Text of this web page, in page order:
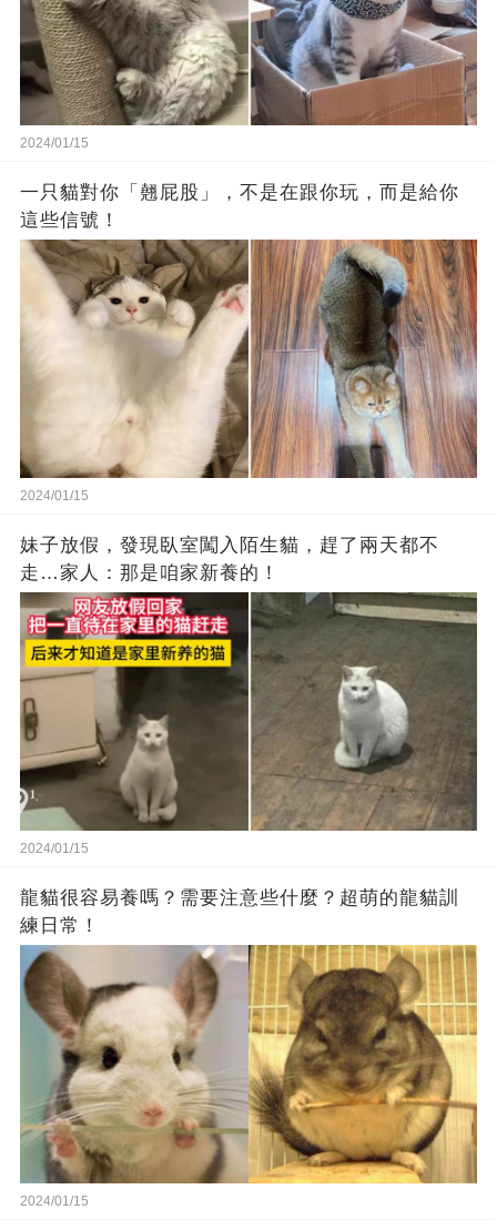
2024/01/15
一只貓對你「翹屁股」，不是在跟你玩，而是給你
這些信號！
2024/01/15
妹子放假，發現臥室闖入陌生貓，趕了兩天都不
走…家人：那是咱家新養的！
2024/01/15
龍貓很容易養嗎？需要注意些什麼？超萌的龍貓訓
練日常！
2024/01/15